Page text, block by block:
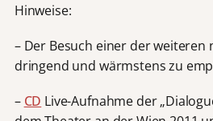
Hinweise:
– Der Besuch einer der weiteren
dringend und wärmstens zu
– CD Live-Aufnahme der